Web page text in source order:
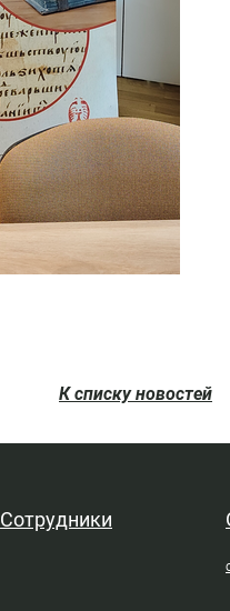
К списку новостей
Сотрудники